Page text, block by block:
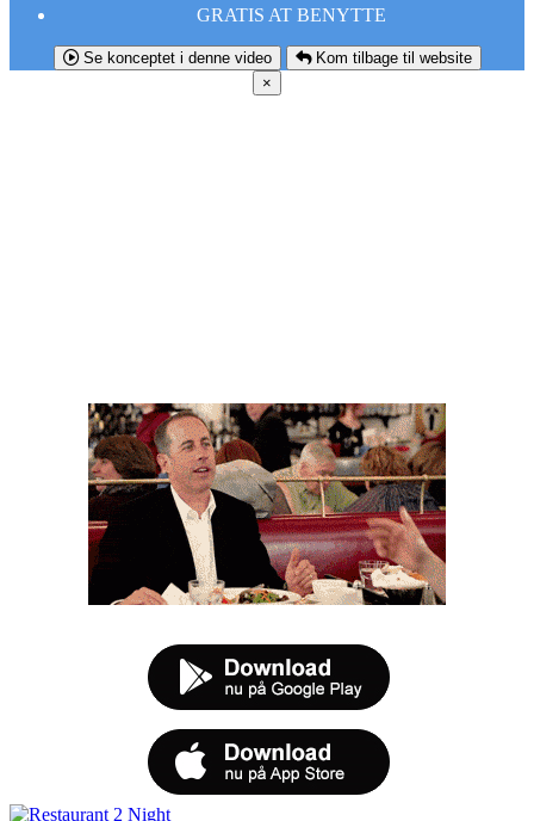
GRATIS AT BENYTTE
Se konceptet i denne video
Kom tilbage til website
×